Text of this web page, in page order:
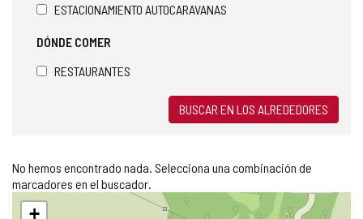
ESTACIONAMIENTO AUTOCARAVANAS
DÓNDE COMER
RESTAURANTES
BUSCAR EN LOS ALREDEDORES
No hemos encontrado nada. Selecciona una combinación de
marcadores en el buscador.
Saltar
mapa
+